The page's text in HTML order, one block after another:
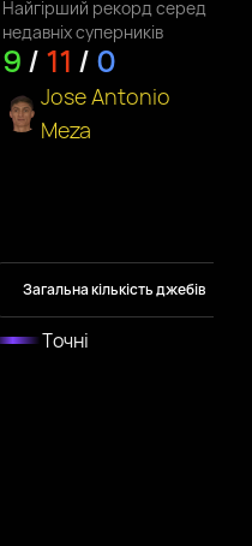
Найгірший рекорд серед
недавніх суперників
9 / 11 / 0
Jose Antonio
Meza
Загальна кількість джебів
Точні